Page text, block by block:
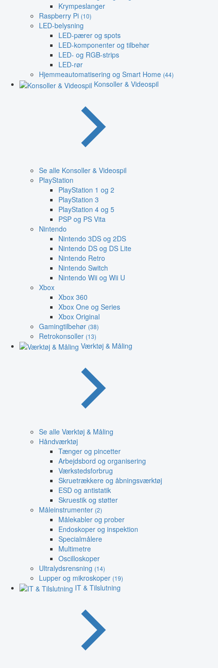
Krympeslanger
Raspberry Pi (10)
LED-belysning
LED-pærer og spots
LED-komponenter og tilbehør
LED- og RGB-strips
LED-rør
Hjemmeautomatisering og Smart Home (44)
Konsoller & Videospil
Se alle Konsoller & Videospil
PlayStation
PlayStation 1 og 2
PlayStation 3
PlayStation 4 og 5
PSP og PS Vita
Nintendo
Nintendo 3DS og 2DS
Nintendo DS og DS Lite
Nintendo Retro
Nintendo Switch
Nintendo Wii og Wii U
Xbox
Xbox 360
Xbox One og Series
Xbox Original
Gamingtilbehør (38)
Retrokonsoller (13)
Værktøj & Måling
Se alle Værktøj & Måling
Håndværktøj
Tænger og pincetter
Arbejdsbord og organisering
Værkstedsforbrug
Skruetrækkere og åbningsværktøj
ESD og antistatik
Skruestik og støtter
Måleinstrumenter (2)
Målekabler og prober
Endoskoper og inspektion
Specialmålere
Multimetre
Oscilloskoper
Ultralydsrensning (14)
Lupper og mikroskoper (19)
IT & Tilslutning